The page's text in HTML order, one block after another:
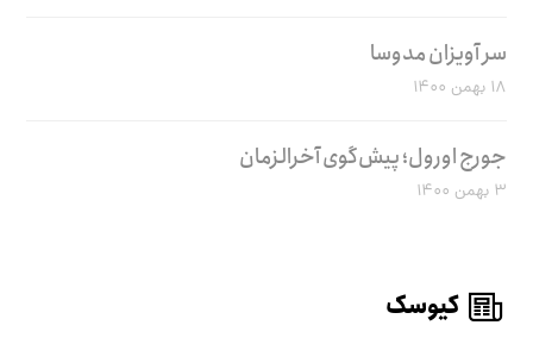
سر آویزان مدوسا
۱۸ بهمن ۱۴۰۰
جورج اورول؛ پیش‌گوی آخرالزمان
۳ بهمن ۱۴۰۰
کیوسک